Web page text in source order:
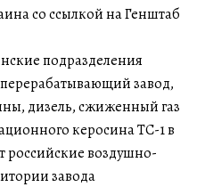
со ссылкой на Генштаб
подразделения
завод,
дизель, сжиженный газ
керосина ТС-1 в
российские воздушно-
завода